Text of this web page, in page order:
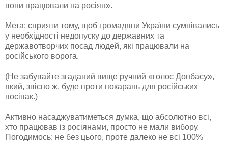
вони працювали на росіян».
Мета: сприяти тому, щоб громадяни України сумнівались
у необхідності недопуску до державних та
державотворчих посад людей, які працювали на
російського ворога.
(Не забувайте згаданий вище ручний «голос Донбасу»,
який, звісно ж, буде проти покарань для російських
посіпак.)
Активно насаджуватиметься думка, що абсолютно всі,
хто працював із росіянами, просто не мали вибору.
Погодимось: не без цього, проте далеко не всі 100%